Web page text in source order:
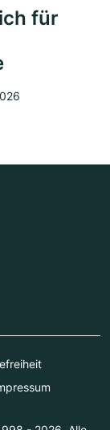
für